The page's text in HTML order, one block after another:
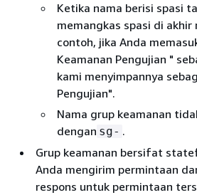
Ketika nama berisi spasi
memangkas spasi di akhir
contoh, jika Anda
Keamanan Pengujian "
kami menyimpannya
Pengujian".
Nama grup keamanan
dengan sg- .
Grup keamanan bersifat
Anda mengirim permintaan
respons untuk permintaan